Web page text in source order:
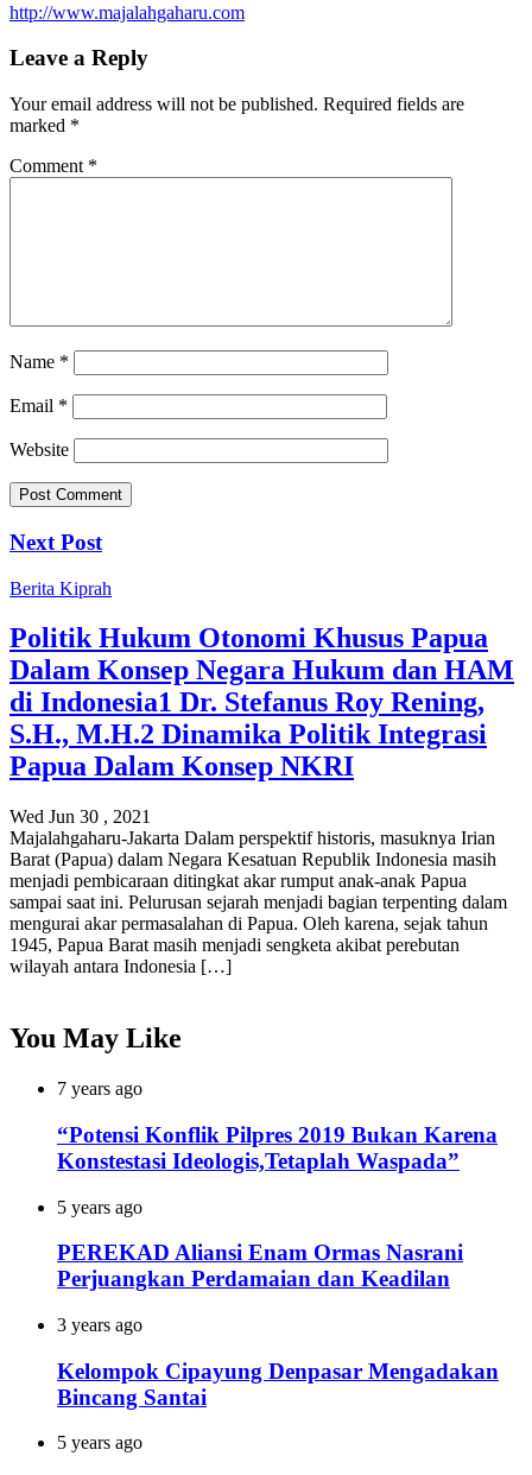
http://www.majalahgaharu.com
Leave a Reply
Your email address will not be published. Required fields are
marked *
Comment *
Name *
Email *
Website
Next Post
Berita Kiprah
Politik Hukum Otonomi Khusus Papua
Dalam Konsep Negara Hukum dan HAM
di Indonesia1 Dr. Stefanus Roy Rening,
S.H., M.H.2 Dinamika Politik Integrasi
Papua Dalam Konsep NKRI
Wed Jun 30 , 2021
Majalahgaharu-Jakarta Dalam perspektif historis, masuknya Irian
Barat (Papua) dalam Negara Kesatuan Republik Indonesia masih
menjadi pembicaraan ditingkat akar rumput anak-anak Papua
sampai saat ini. Pelurusan sejarah menjadi bagian terpenting dalam
mengurai akar permasalahan di Papua. Oleh karena, sejak tahun
1945, Papua Barat masih menjadi sengketa akibat perebutan
wilayah antara Indonesia […]
You May Like
7 years ago
“Potensi Konflik Pilpres 2019 Bukan Karena
Konstestasi Ideologis,Tetaplah Waspada”
5 years ago
PEREKAD Aliansi Enam Ormas Nasrani
Perjuangkan Perdamaian dan Keadilan
3 years ago
Kelompok Cipayung Denpasar Mengadakan
Bincang Santai
5 years ago